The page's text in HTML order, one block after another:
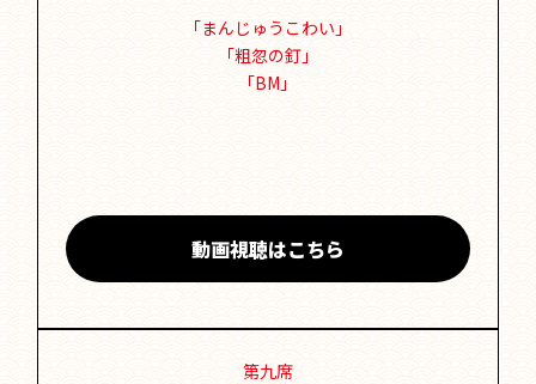
「まんじゅうこわい」
「粗忽の釘」
「BM」
動画視聴はこちら
第九席